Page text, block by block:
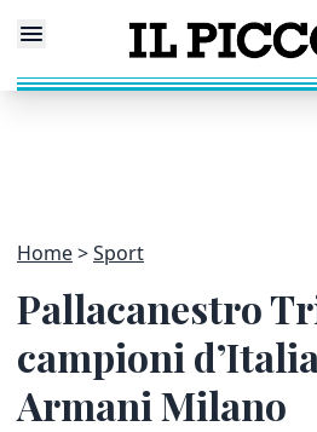
Home Sport
Pallacanestro
campioni
Armani Milano